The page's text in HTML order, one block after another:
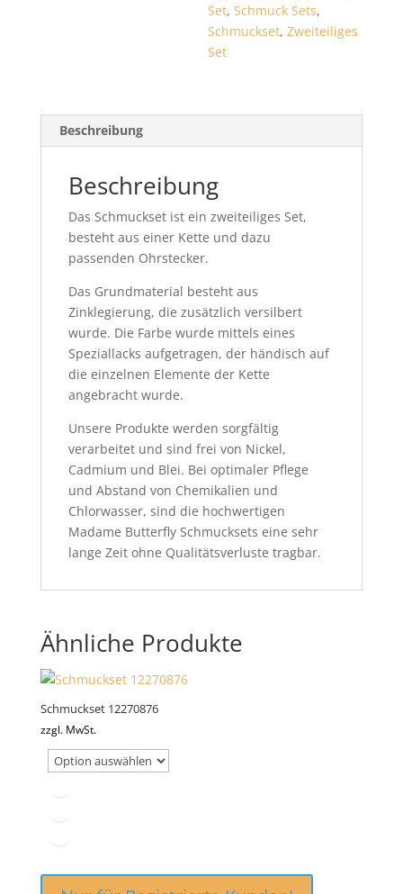
Set,Schmuck Sets,
Schmuckset,Zweiteiliges
Set
Beschreibung
Beschreibung
Das Schmuckset ist ein zweiteiliges Set,
besteht aus einer Kette und dazu
passenden Ohrstecker.
Das Grundmaterial besteht aus
Zinklegierung, die zusätzlich versilbert
wurde. Die Farbe wurde mittels eines
Speziallacks aufgetragen, der händisch auf
die einzelnen Elemente der Kette
angebracht wurde.
Unsere Produkte werden sorgfältig
verarbeitet und sind frei von Nickel,
Cadmium und Blei. Bei optimaler Pflege
und Abstand von Chemikalien und
Chlorwasser, sind die hochwertigen
Madame Butterfly Schmucksets eine sehr
lange Zeit ohne Qualitätsverluste tragbar.
Ähnliche Produkte
Schmuckset 12270876
zzgl. MwSt.